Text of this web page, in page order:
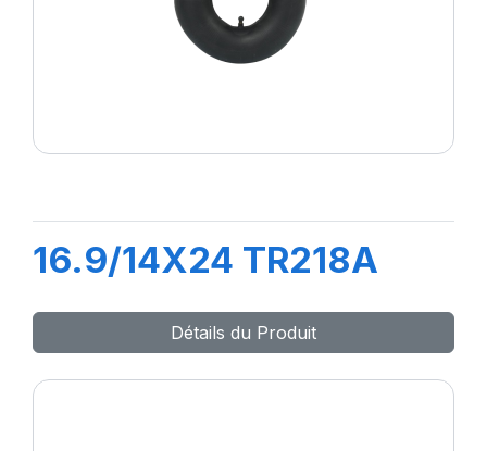
16.9/14X24 TR218A
Détails du Produit